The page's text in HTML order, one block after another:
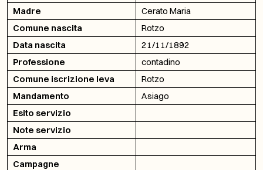
Madre
Cerato Maria
Comune nascita
Rotzo
Data nascita
21/11/1892
Professione
contadino
Comune iscrizione leva
Rotzo
Mandamento
Asiago
Esito servizio
Note servizio
Arma
Campagne